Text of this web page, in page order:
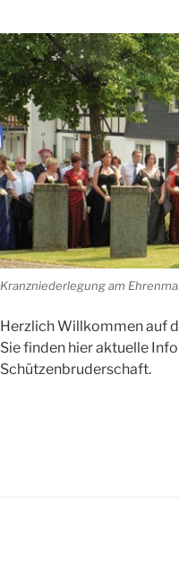
Kranzniederlegung am
Herzlich Willkommen auf
Sie finden hier aktuelle
Schützenbruderschaft.